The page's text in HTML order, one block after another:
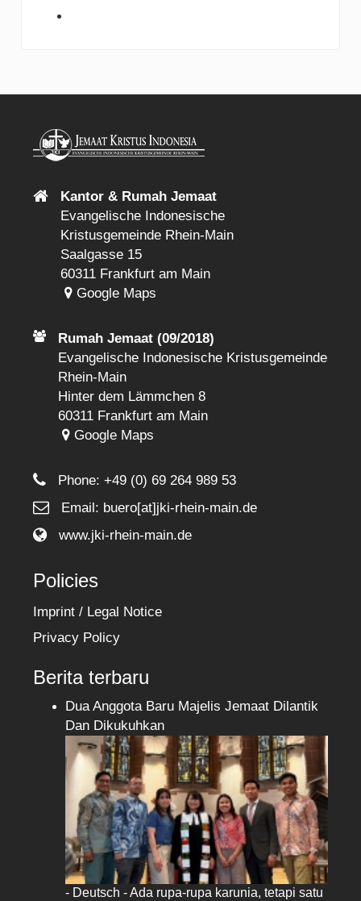
Kantor & Rumah Jemaat
Evangelische Indonesische
Kristusgemeinde Rhein-Main
Saalgasse 15
60311 Frankfurt am Main
Google Maps
Rumah Jemaat (09/2018)
Evangelische Indonesische Kristusgemeinde
Rhein-Main
Hinter dem Lämmchen 8
60311 Frankfurt am Main
Google Maps
Phone:+49 (0) 69 264 989 53
Email: buero[at]jki-rhein-main.de
www.jki-rhein-main.de
Policies
Imprint / Legal Notice
Privacy Policy
Berita terbaru
Dua Anggota Baru Majelis Jemaat Dilantik
Dan Dikukuhkan
- Deutsch - Ada rupa-rupa karunia, tetapi satu